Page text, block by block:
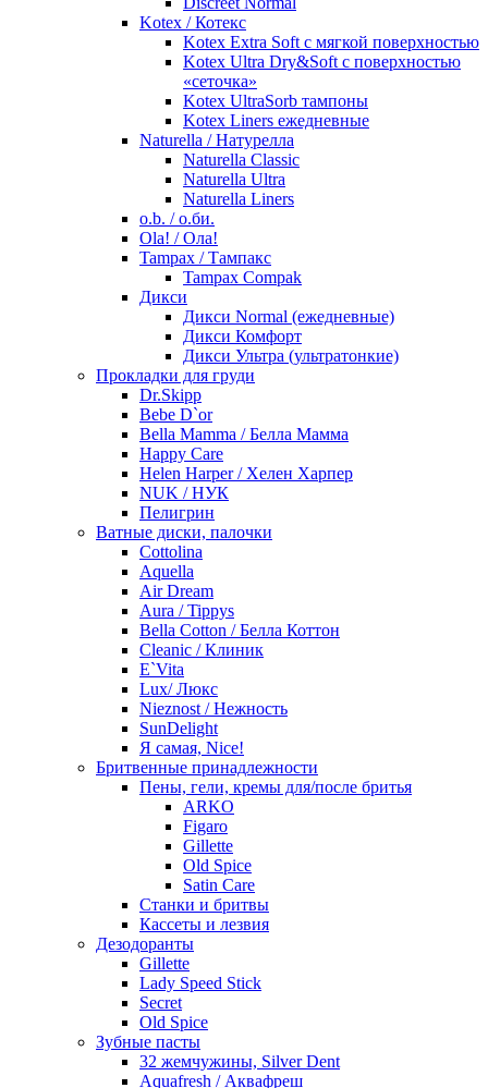
Kotex / Котекс
Kotex Extra Soft с мягкой поверхностью
Kotex Ultra Dry&Soft с поверхностью
«сеточка»
Kotex UltraSorb тампоны
Kotex Liners ежедневные
Naturella / Натурелла
Naturella Classic
Naturella Ultra
Naturella Liners
o.b. / о.би.
Ola! / Ола!
Tampax / Тампакс
Tampax Compak
Дикси
Дикси Normal (ежедневные)
Дикси Комфорт
Дикси Ультра (ультратонкие)
Прокладки для груди
Dr.Skipp
Bebe D`or
Bella Mamma / Белла Мамма
Happy Care
Helen Harper / Хелен Харпер
NUK / НУК
Пелигрин
Ватные диски, палочки
Cottolina
Aquella
Air Dream
Aura / Tippys
Bella Cotton / Белла Коттон
Cleanic / Клиник
E`Vita
Lux/ Люкс
Nieznost / Нежность
SunDelight
Я самая, Nice!
Бритвенные принадлежности
Пены, гели, кремы для/после бритья
ARKO
Figaro
Gillette
Old Spice
Satin Care
Станки и бритвы
Кассеты и лезвия
Дезодоранты
Gillette
Lady Speed Stick
Secret
Old Spice
Зубные пасты
32 жемчужины, Silver Dent
Aquafresh / Аквафреш